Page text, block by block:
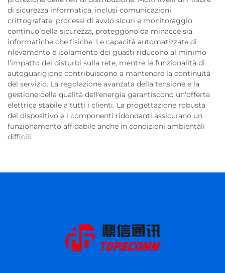
di sicurezza informatica, inclusi comunicazioni
crittografate, processi di avvio sicuri e monitoraggio
continuo della sicurezza, proteggono da minacce sia
informatiche che fisiche. Le capacità automatizzate di
rilevamento e isolamento dei guasti riducono al minimo
l'impatto dei disturbi sulla rete, mentre le funzionalità di
autoguarigione contribuiscono a mantenere la continuità
del servizio. La regolazione avanzata della tensione e la
gestione della qualità dell'energia garantiscono un'offerta
elettrica stabile a tutti i clienti. La progettazione robusta
del dispositivo e i componenti ridondanti assicurano un
funzionamento affidabile anche in condizioni ambientali
difficili.